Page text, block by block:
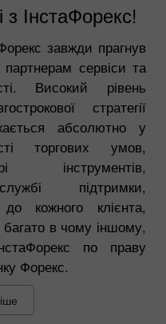
з ІнстаФорекс!
завжди прагнув
сервіси та
Високий рівень
стратегії
абсолютно у
торгових умов,
інструментів,
підтримки,
до кожного клієнта,
багато в чому іншому,
по праву
Форекс.